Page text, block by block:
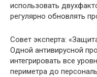
использовать
регулярно обновлять
Совет эксперта:
Одной антивирусной
интегрировать все
периметра до